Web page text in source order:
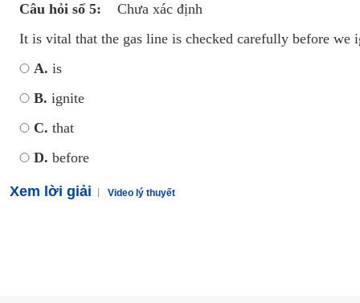
Câu hỏi số 5:
Chưa xác định
It is vital that the gas line is checked carefully before we
A. is
B. ignite
C. that
D. before
Xem lời giải Video lý thuyết